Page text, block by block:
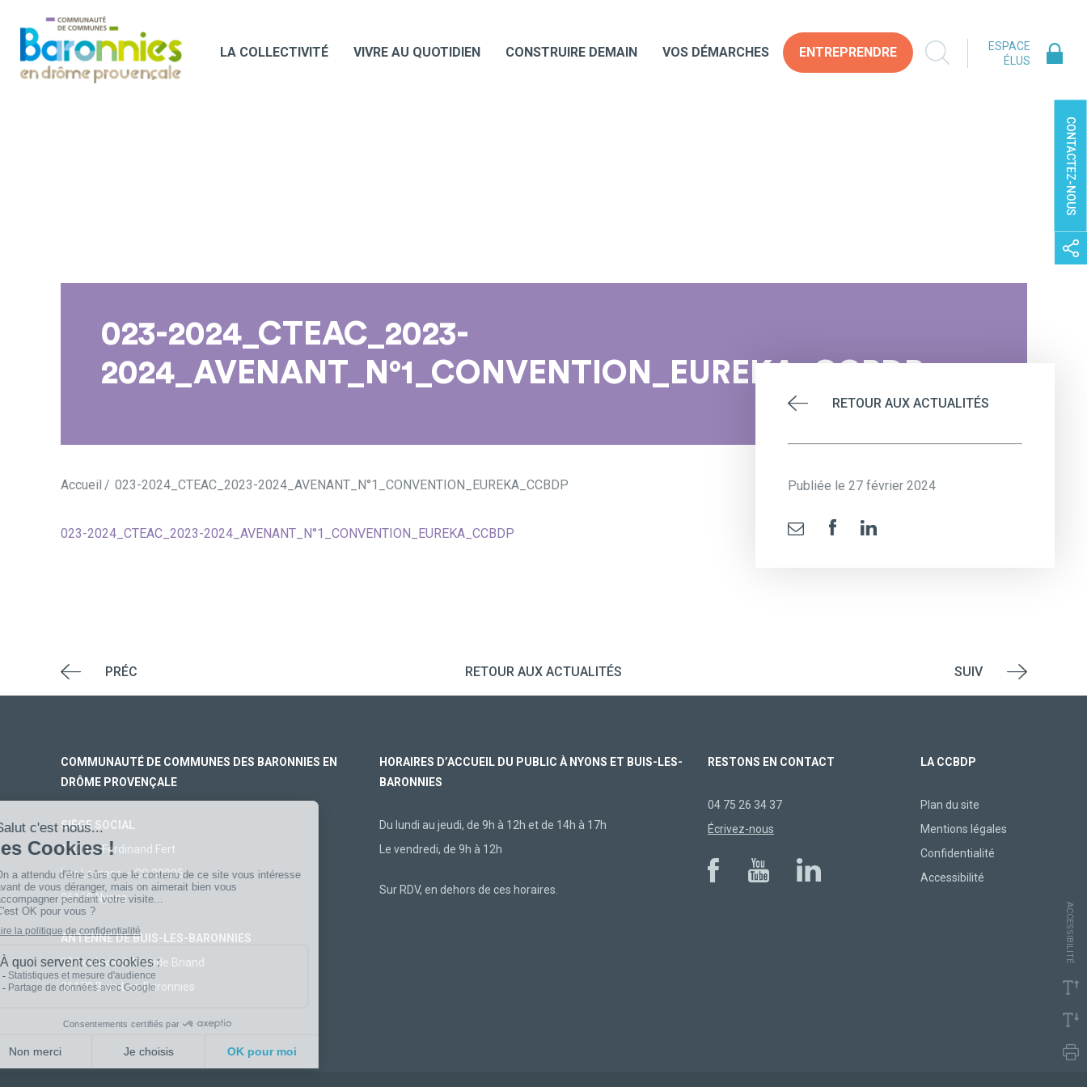
LA COLLECTIVITÉ VIVRE AU QUOTIDIEN CONSTRUIRE DEMAIN VOS DÉMARCHES ENTREPRENDRE
ESPACE
ÉLUS
CONTACTEZ-NOUS
023-2024_CTEAC_2023-
2024_AVENANT_N°1_CONVENTION_EUREKA_CCBDP
Accueil 023-2024_CTEAC_2023-2024_AVENANT_N°1_CONVENTION_EUREKA_CCBDP
RETOUR AUX ACTUALITÉS
Publiée le 27 février 2024
023-2024_CTEAC_2023-2024_AVENANT_N°1_CONVENTION_EUREKA_CCBDP
PRÉC RETOUR AUX ACTUALITÉS SUIV
COMMUNAUTÉ DE COMMUNES DES BARONNIES EN
DRÔME PROVENÇALE
SIÈGE SOCIAL
170 rue Ferdinand Fert
Les Laurons – CS 30005
26110 Nyons
ANTENNE DE BUIS-LES-BARONNIES
19 boulevard Aristide Briand
26170 Buis-Les-Baronnies
HORAIRES D’ACCUEIL DU PUBLIC À NYONS ET BUIS-LES-
BARONNIES
Du lundi au jeudi, de 9h à 12h et de 14h à 17h
Le vendredi, de 9h à 12h
Sur RDV, en dehors de ces horaires.
RESTONS EN CONTACT
04 75 26 34 37
Écrivez-nous
LA CCBDP
Plan du site
Mentions légales
Confidentialité
Accessibilité
ACCESSIBILITÉ